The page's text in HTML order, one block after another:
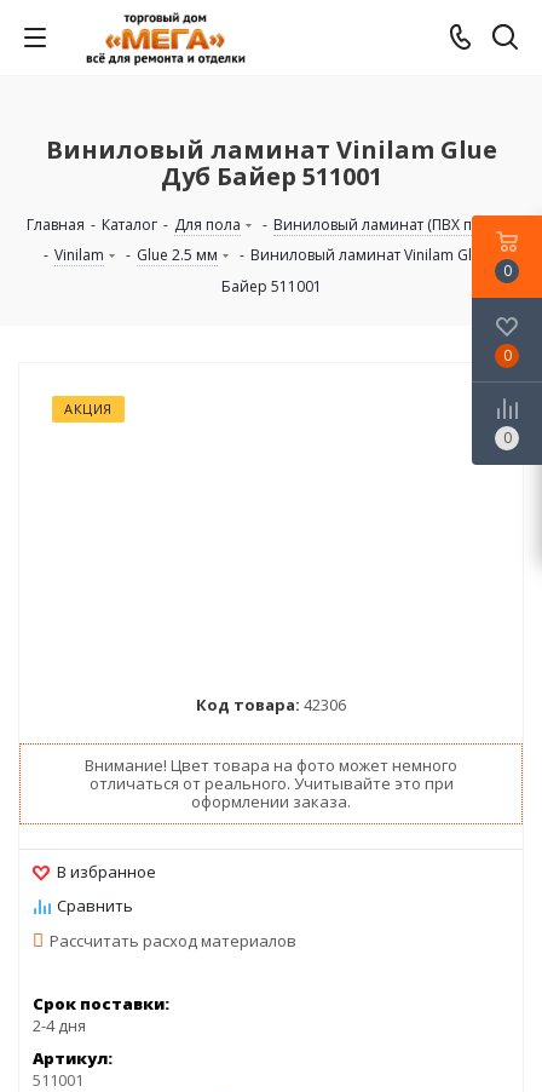
Виниловый ламинат Vinilam Glue
Дуб Байер 511001
Главная - Каталог - Для пола - Виниловый ламинат (ПВХ плитка)
- Vinilam - Glue 2.5 мм - Виниловый ламинат Vinilam Glue Дуб
Байер 511001
АКЦИЯ
Код товара: 42306
Внимание! Цвет товара на фото может немного
отличаться от реального. Учитывайте это при
оформлении заказа.
Рассчитать расход материалов
Срок поставки:
2-4 дня
Артикул:
511001
0
0
0